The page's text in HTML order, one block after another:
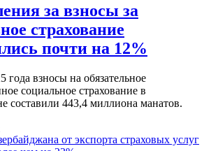
за взносы за
страхование
почти на 12%
года взносы на обязательное
социальное страхование в
составили 443,4 миллиона манатов.